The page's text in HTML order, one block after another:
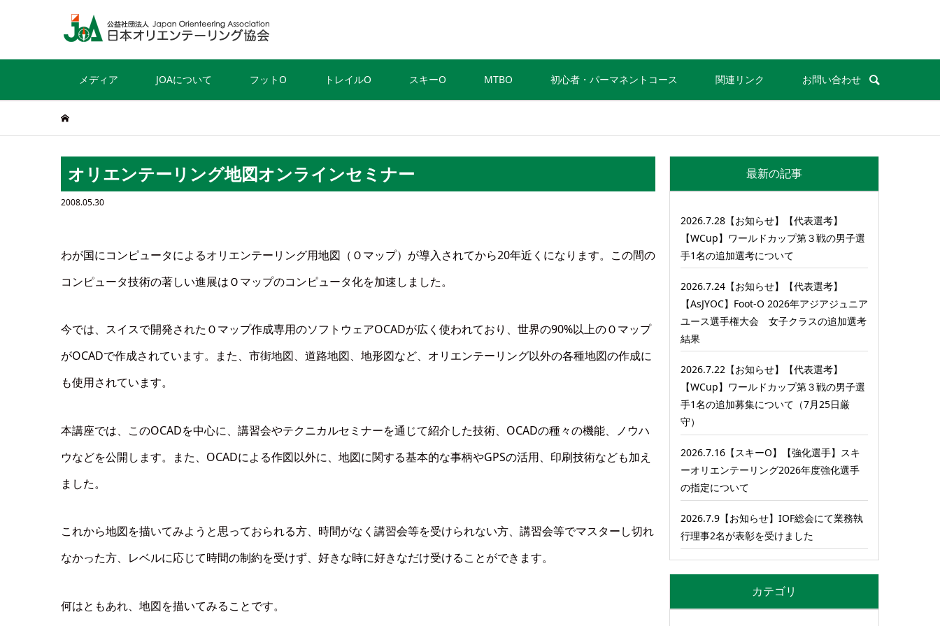
メディア JOAについて フットO トレイルO スキーO MTBO 初心者・パーマネントコース 関連リンク お問い合わせ
オリエンテーリング地図オンラインセミナー
2008.05.30
わが国にコンピュータによるオリエンテーリング用地図（Ｏマップ）が導入されてから20年近くになります。この間の
コンピュータ技術の著しい進展はＯマップのコンピュータ化を加速しました。
今では、スイスで開発されたＯマップ作成専用のソフトウェアOCADが広く使われており、世界の90%以上のＯマップ
がOCADで作成されています。また、市街地図、道路地図、地形図など、オリエンテーリング以外の各種地図の作成に
も使用されています。
本講座では、このOCADを中心に、講習会やテクニカルセミナーを通じて紹介した技術、OCADの種々の機能、ノウハ
ウなどを公開します。また、OCADによる作図以外に、地図に関する基本的な事柄やGPSの活用、印刷技術なども加え
ました。
これから地図を描いてみようと思っておられる方、時間がなく講習会等を受けられない方、講習会等でマスターし切れ
なかった方、レベルに応じて時間の制約を受けず、好きな時に好きなだけ受けることができます。
何はともあれ、地図を描いてみることです。
最新の記事
2026.7.28【お知らせ】【代表選考】
【WCup】ワールドカップ第３戦の男子選
手1名の追加選考について
2026.7.24【お知らせ】【代表選考】
【AsJYOC】Foot-O 2026年アジアジュニア
ユース選手権大会 女子クラスの追加選考
結果
2026.7.22【お知らせ】【代表選考】
【WCup】ワールドカップ第３戦の男子選
手1名の追加募集について（7月25日厳
守）
2026.7.16【スキーO】【強化選手】スキ
ーオリエンテーリング2026年度強化選手
の指定について
2026.7.9【お知らせ】IOF総会にて業務執
行理事2名が表彰を受けました
カテゴリ